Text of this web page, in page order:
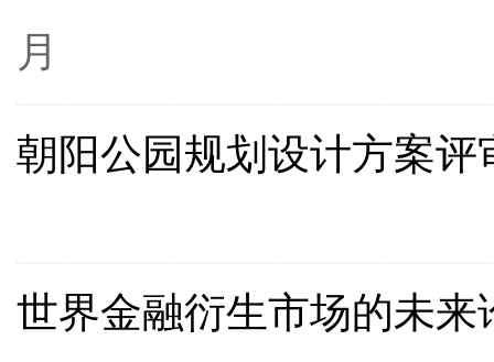
月
朝阳公园规划设计方案评
世界金融衍生市场的未来